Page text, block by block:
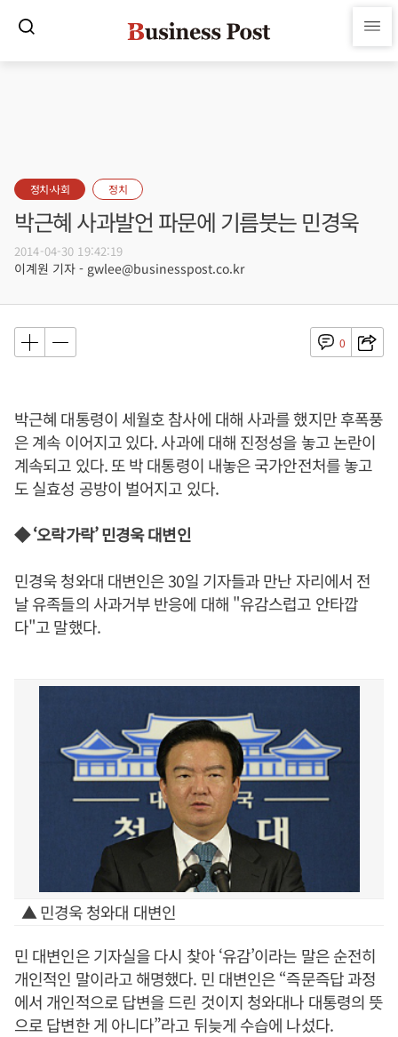
정치·사회 정치
박근혜 사과발언 파문에 기름붓는 민경욱
2014-04-30 19:42:19
이계원 기자 - gwlee@businesspost.co.kr
0
박근혜 대통령이 세월호 참사에 대해 사과를 했지만 후폭풍
은 계속 이어지고 있다. 사과에 대해 진정성을 놓고 논란이
계속되고 있다. 또 박 대통령이 내놓은 국가안전처를 놓고
도 실효성 공방이 벌어지고 있다.
◆ ‘오락가락’ 민경욱 대변인
민경욱 청와대 대변인은 30일 기자들과 만난 자리에서 전
날 유족들의 사과거부 반응에 대해 "유감스럽고 안타깝
다"고 말했다.
▲ 민경욱 청와대 대변인
민 대변인은 기자실을 다시 찾아 ‘유감’이라는 말은 순전히
개인적인 말이라고 해명했다. 민 대변인은 “즉문즉답 과정
에서 개인적으로 답변을 드린 것이지 청와대나 대통령의 뜻
으로 답변한 게 아니다”라고 뒤늦게 수습에 나섰다.